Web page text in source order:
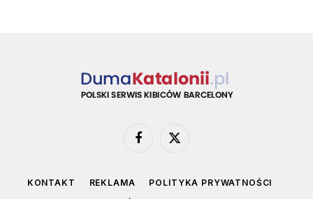
Facebook
X
KONTAKT REKLAMA
POLITYKA PRYWATNOŚCI